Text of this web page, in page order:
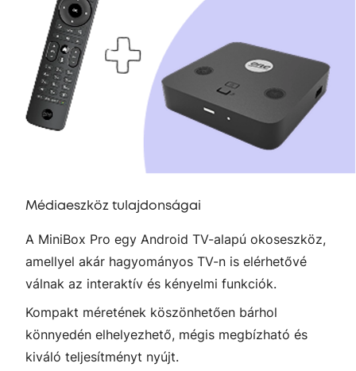
Médiaeszköz tulajdonságai
A MiniBox Pro egy Android TV-alapú okoseszköz,
amellyel akár hagyományos TV-n is elérhetővé
válnak az interaktív és kényelmi funkciók.
Kompakt méretének köszönhetően bárhol
könnyedén elhelyezhető, mégis megbízható és
kiváló teljesítményt nyújt.